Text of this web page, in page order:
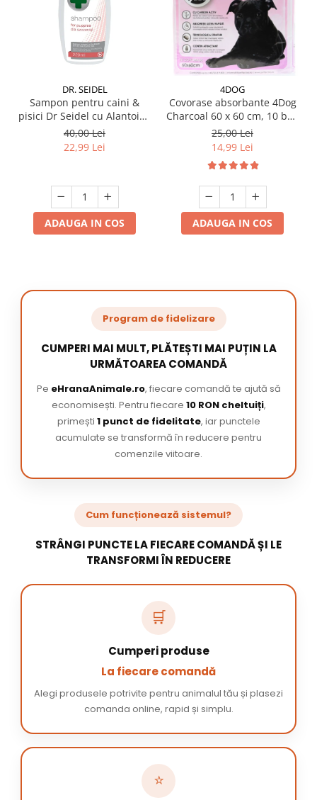
DR. SEIDEL
Sampon pentru caini &
pisici Dr Seidel cu Alantoina
220 ml
40,00 Lei
22,99 Lei
ADAUGA IN COS
4DOG
Covorase absorbante 4Dog
Charcoal 60 x 60 cm, 10 buc
/ pachet
25,00 Lei
14,99 Lei
ADAUGA IN COS
Program de fidelizare
CUMPERI MAI MULT, PLĂTEȘTI MAI PUȚIN LA
URMĂTOAREA COMANDĂ
Pe eHranaAnimale.ro, fiecare comandă te ajută să
economisești. Pentru fiecare 10 RON cheltuiți,
primești 1 punct de fidelitate, iar punctele
acumulate se transformă în reducere pentru
comenzile viitoare.
Cum funcționează sistemul?
STRÂNGI PUNCTE LA FIECARE COMANDĂ ȘI LE
TRANSFORMI ÎN REDUCERE
🛒
Cumperi produse
La fiecare comandă
Alegi produsele potrivite pentru animalul tău și plasezi
comanda online, rapid și simplu.
⭐